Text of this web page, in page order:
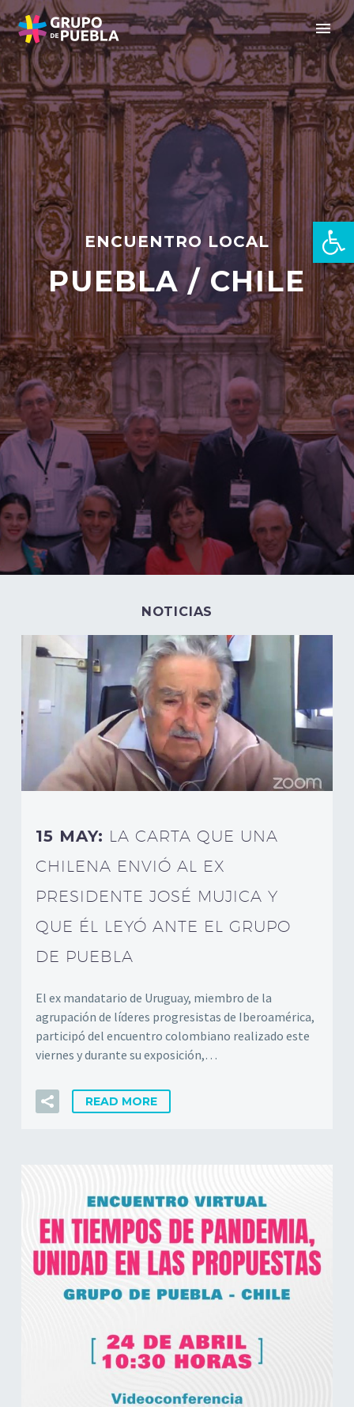
en
ENCUENTRO LOCAL
PUEBLA / CHILE
NOTICIAS
15 MAY: LA CARTA QUE UNA
CHILENA ENVIÓ AL EX
PRESIDENTE JOSÉ MUJICA Y
QUE ÉL LEYÓ ANTE EL GRUPO
DE PUEBLA
El ex mandatario de Uruguay, miembro de la
agrupación de líderes progresistas de Iberoamérica,
participó del encuentro colombiano realizado este
viernes y durante su exposición,…
READ MORE